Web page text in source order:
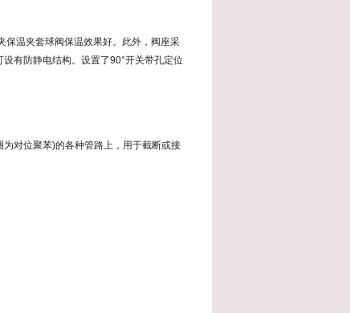
保温夹套球阀保温效果好。此外，阀座采
有防静电结构。设置了90°开关带孔定位
对位聚苯)的各种管路上，用于截断或接